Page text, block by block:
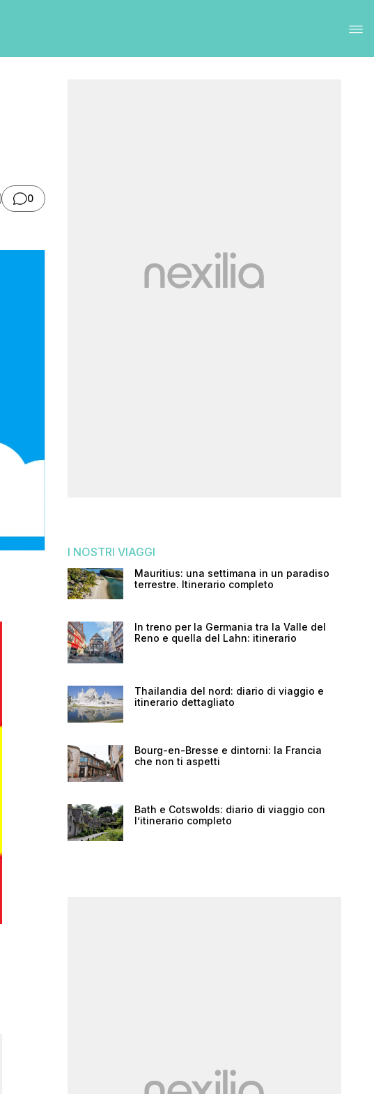
0
I NOSTRI VIAGGI
Mauritius: una settimana in un paradiso
terrestre. Itinerario completo
In treno per la Germania tra la Valle del
Reno e quella del Lahn: itinerario
Thailandia del nord: diario di viaggio e
itinerario dettagliato
Bourg-en-Bresse e dintorni: la Francia
che non ti aspetti
Bath e Cotswolds: diario di viaggio con
l’itinerario completo